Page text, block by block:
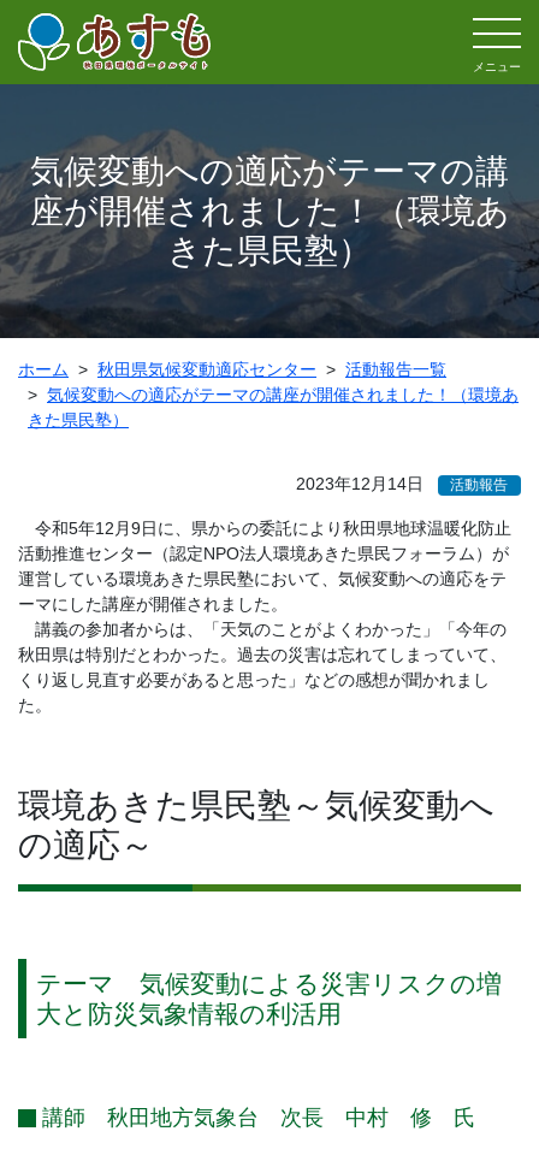
メニュー
気候変動への適応がテーマの講
座が開催されました！（環境あ
きた県民塾）
ホーム 秋田県気候変動適応センター
活動報告一覧
気候変動への適応がテーマの講座が開催されました！（環境あ
きた県民塾）
2023年12月14日 活動報告
令和5年12月9日に、県からの委託により秋田県地球温暖化防止
活動推進センター（認定NPO法人環境あきた県民フォーラム）が
運営している環境あきた県民塾において、気候変動への適応をテ
ーマにした講座が開催されました。
講義の参加者からは、「天気のことがよくわかった」「今年の
秋田県は特別だとわかった。過去の災害は忘れてしまっていて、
くり返し見直す必要があると思った」などの感想が聞かれまし
た。
環境あきた県民塾～気候変動へ
の適応～
テーマ 気候変動による災害リスクの増
大と防災気象情報の利活用
講師 秋田地方気象台 次長 中村 修 氏